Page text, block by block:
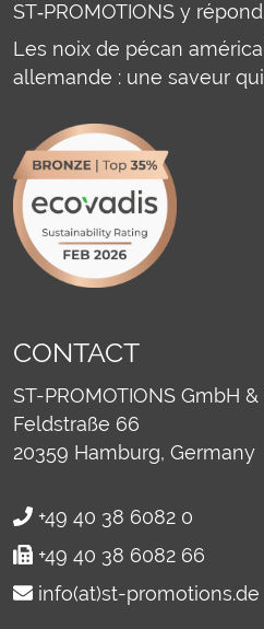
ST‑PROMOTIONS y répond
Les noix de pécan
allemande : une saveur
CONTACT
ST-PROMOTIONS GmbH &
Feldstraße 66
20359 Hamburg, Germany
+49 40 38 6082 0
+49 40 38 6082 66
info(at)st-promotions.de